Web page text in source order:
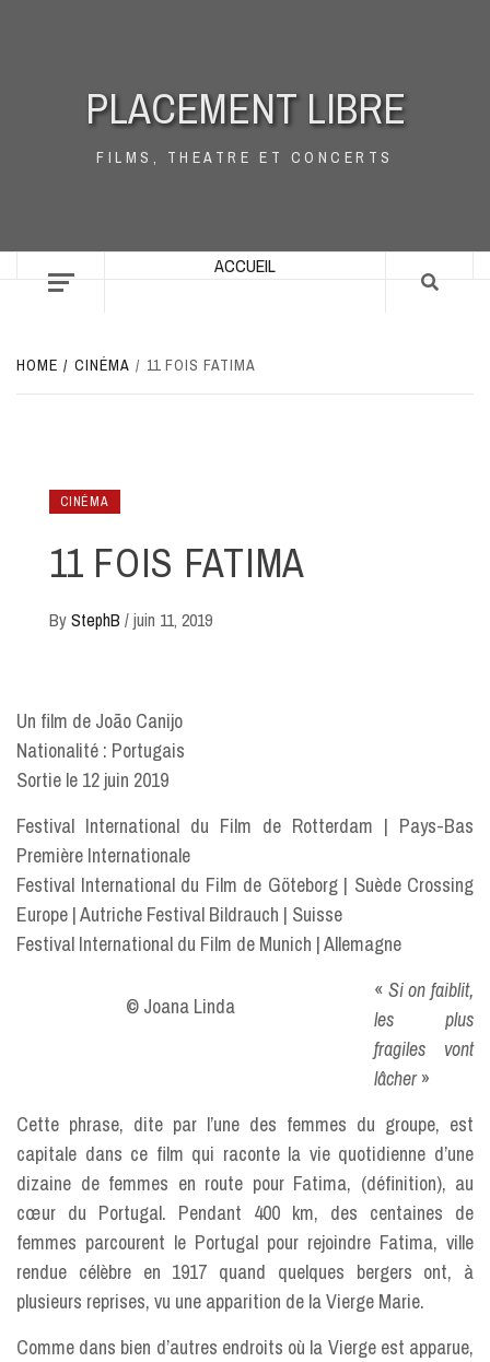
PLACEMENT LIBRE
FILMS, THEATRE ET CONCERTS
ACCUEIL
HOME CINÉMA 11 FOIS FATIMA
CINÉMA
11 FOIS FATIMA
ByStephB /juin 11, 2019
Un film de João Canijo
Nationalité : Portugais
Sortie le 12 juin 2019
Festival International du Film de Rotterdam | Pays-Bas
Première Internationale
Festival International du Film de Göteborg | Suède Crossing
Europe | Autriche Festival Bildrauch | Suisse
Festival International du Film de Munich | Allemagne
© Joana Linda
« Si on faiblit,
les plus
fragiles vont
lâcher»
Cette phrase, dite par l’une des femmes du groupe, est
capitale dans ce film qui raconte la vie quotidienne d’une
dizaine de femmes en route pour Fatima, (définition), au
cœur du Portugal. Pendant 400 km, des centaines de
femmes parcourent le Portugal pour rejoindre Fatima, ville
rendue célèbre en 1917 quand quelques bergers ont, à
plusieurs reprises, vu une apparition de la Vierge Marie.
Comme dans bien d’autres endroits où la Vierge est apparue,